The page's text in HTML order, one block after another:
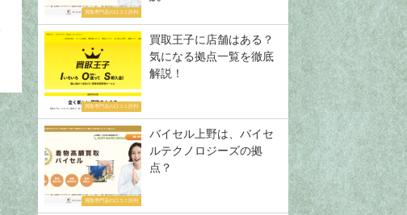
買取専門店の口コミ評判
買取専門店の口コミ評判
買取王子に店舗はある？
気になる拠点一覧を徹底
解説！
買取専門店の口コミ評判
バイセル上野は、バイセ
ルテクノロジーズの拠
点？